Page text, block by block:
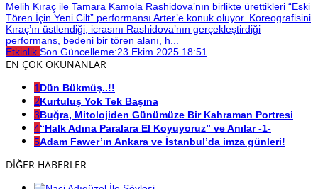
Melih Kıraç ile Tamara Kamola Rashidova’nın birlikte ürettikleri “Eski
Tören İçin Yeni Cilt” performansı Arter’e konuk oluyor. Koreografisini
Kıraç’ın üstlendiği, icrasını Rashidova’nın gerçekleştirdiği
performans, bedeni bir tören alanı, h...
Etkinlik Son Güncelleme:23 Ekim 2025 18:51
EN ÇOK OKUNANLAR
1Dün Bükmüş..!!
2Kurtuluş Yok Tek Başına
3Buğra, Mitolojiden Günümüze Bir Kahraman Portresi
4“Halk Adına Paralara El Koyuyoruz” ve Anılar -1-
5Adam Fawer’ın Ankara ve İstanbul’da imza günleri!
DİĞER HABERLER